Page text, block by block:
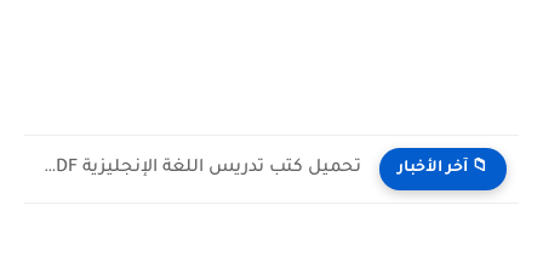
📁 آخر الأخبار تحميل كتب تدريس اللغة الإنجليزية PDF مجانا | TESOL وTEFL